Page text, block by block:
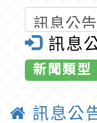
育專業
理人員
梯特教
公告(
錄取公
民小學
班教師
東門國
梯特教
公告(
特殊教
明手冊
說明影
轉知臺
光城
本府
電
訊息
新聞類型
訊息公